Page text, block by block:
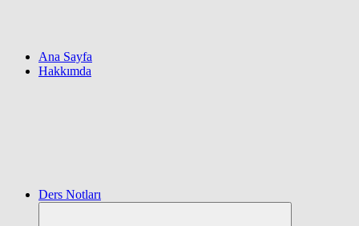
Ana Sayfa
Hakkımda
Ders Notları